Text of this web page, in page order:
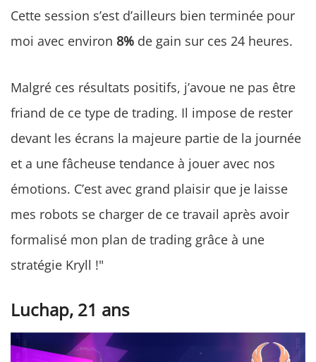
Cette session s’est d’ailleurs bien terminée pour
moi avec environ 8% de gain sur ces 24 heures.
Malgré ces résultats positifs, j’avoue ne pas être
friand de ce type de trading. Il impose de rester
devant les écrans la majeure partie de la journée
et a une fâcheuse tendance à jouer avec nos
émotions. C’est avec grand plaisir que je laisse
mes robots se charger de ce travail après avoir
formalisé mon plan de trading grâce à une
stratégie Kryll !"
Luchap, 21 ans